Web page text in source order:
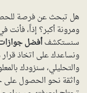
هل تبحث عن فرصة
ومرونة أكبر؟ إذاً، فأنت
سنستكشفأفضل جوازات
ونساعدك على اتخاذ قرار
والتحليلي، سنزودك
واثقة نحو الحصول على